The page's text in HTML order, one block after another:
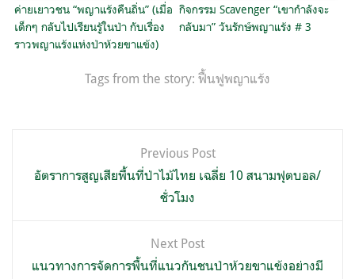
ค่ายเยาวชน “พญาแร้งคืนถิ่น” (เมื่อ
เด็กๆ กลับไปเรียนรู้ในป่า กับเรื่อง
ราวพญาแร้งแห่งป่าห้วยขาแข้ง)
กิจกรรม Scavenger “เขากำลังจะ
กลับมา” วันรักษ์พญาแร้ง # 3
Tags from the story: ฟื้นฟูพญาแร้ง
เรื่อง
Previous Post
อัตราการสูญเสียพื้นที่ป่าไม้ไทย เฉลี่ย 10 สนามฟุตบอล/
ชั่วโมง
Next Post
แนวทางการจัดการพื้นที่แนวกันชนป่าห้วยขาแข้งอย่างมี